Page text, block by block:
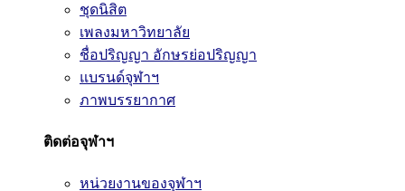
ชุดนิสิต
เพลงมหาวิทยาลัย
ชื่อปริญญา อักษรย่อปริญญา
แบรนด์จุฬาฯ
ภาพบรรยากาศ
ติดต่อจุฬาฯ
หน่วยงานของจุฬาฯ